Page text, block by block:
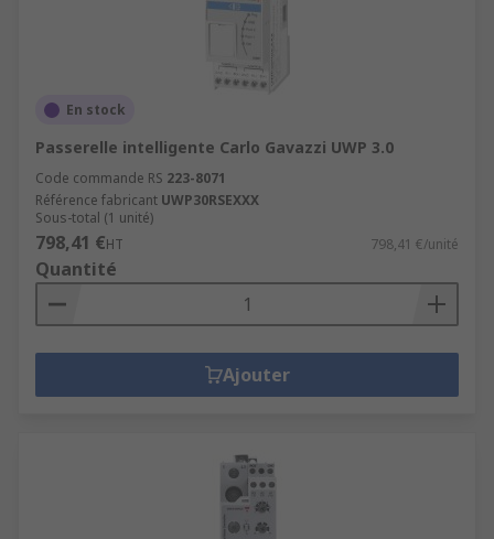
En stock
Passerelle intelligente Carlo Gavazzi UWP 3.0
Code commande RS 223-8071
Référence fabricant UWP30RSEXXX
Sous-total (1 unité)
798,41 €HT 798,41 €/unité
Quantité
Ajouter